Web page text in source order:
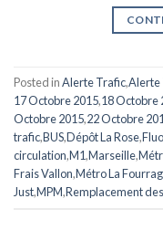
Posted inAlerte Trafic,Alerte
17 Octobre 2015,18 Octobre
Octobre 2015,22 Octobre
trafic,BUS,Dépôt La Rose,
circulation,M1,Marseille,
Frais Vallon,Métro La
Just,MPM,Remplacement